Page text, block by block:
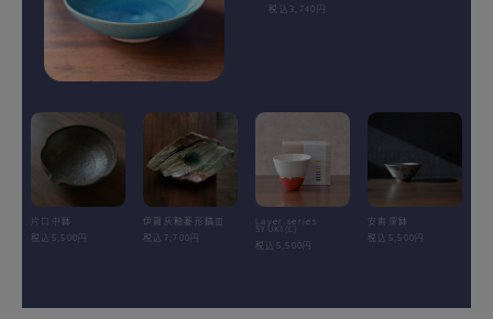
税込3,740円
片口中鉢
税込5,500円
伊賀灰釉菱形鎬皿
税込7,700円
Layer.series
SYUKI(L)
税込5,500円
安南深鉢
税込5,500円